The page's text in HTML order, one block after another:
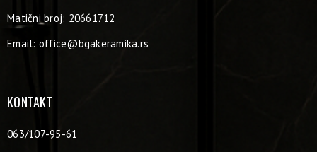
Matični broj: 20661712
Email: office@bgakeramika.rs
KONTAKT
063/107-95-61